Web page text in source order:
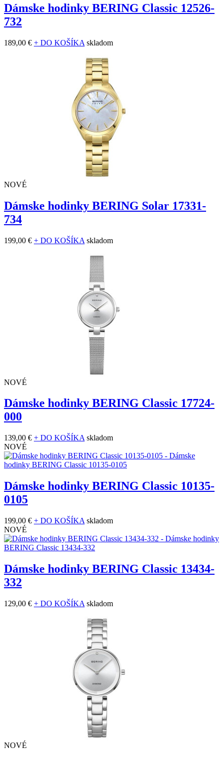
Dámske hodinky BERING Classic 12526-
732
189,00 € + DO KOŠÍKA skladom
NOVÉ
Dámske hodinky BERING Solar 17331-
734
199,00 € + DO KOŠÍKA skladom
NOVÉ
Dámske hodinky BERING Classic 17724-
000
139,00 € + DO KOŠÍKA skladom
NOVÉ
Dámske hodinky BERING Classic 10135-
0105
199,00 € + DO KOŠÍKA skladom
NOVÉ
Dámske hodinky BERING Classic 13434-
332
129,00 € + DO KOŠÍKA skladom
NOVÉ